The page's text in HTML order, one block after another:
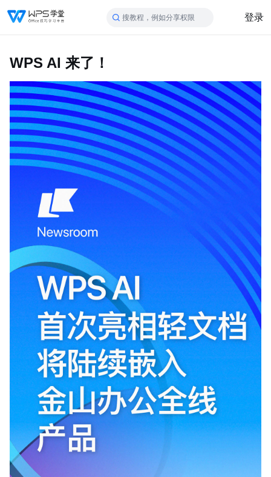
搜教程，例如分享权限 登录
WPS AI 来了！